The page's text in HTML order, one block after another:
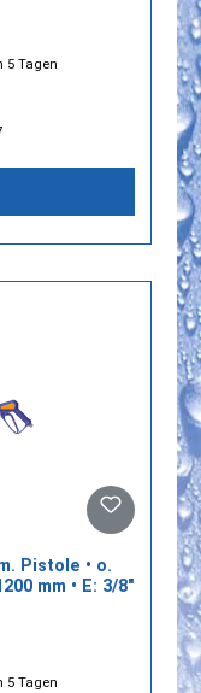
5 Tagen
Pistole • o.
mm • E: 3/8"
5 Tagen